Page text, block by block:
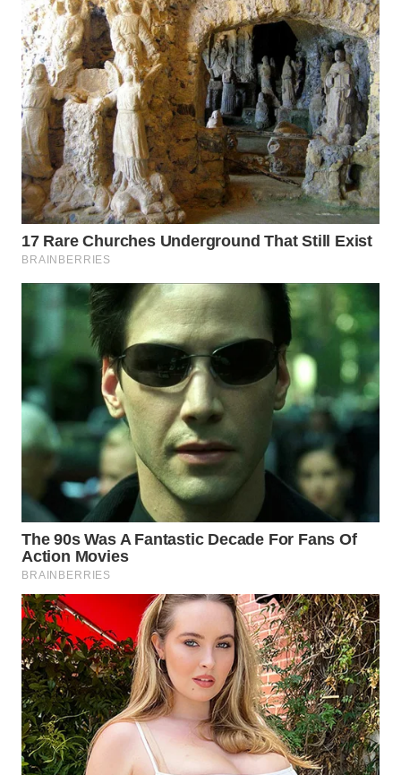
WN
PRIANGAN
TIMUR
WN
SEMARANG
WN
SOLO
WN
BOROBUDUR
MADURA
WN
WN
NATUNA
WN
BINTAN
WN
MANDALIKA
WN
LIKUPANG
WN
LABUANBAJO
WN